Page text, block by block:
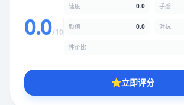
0.0/10
速度 0.0 手感
颜值 0.0 对抗
性价比
⭐立即评分
★★ ★ ★
性价比
★★★★★★★★★★